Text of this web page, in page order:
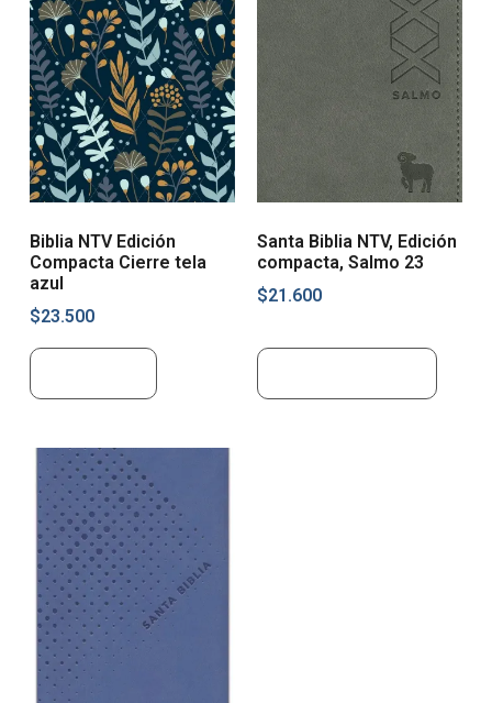
Biblia NTV Edición
Compacta Cierre tela
azul
$23.500
Santa Biblia NTV, Edición
compacta, Salmo 23
$21.600